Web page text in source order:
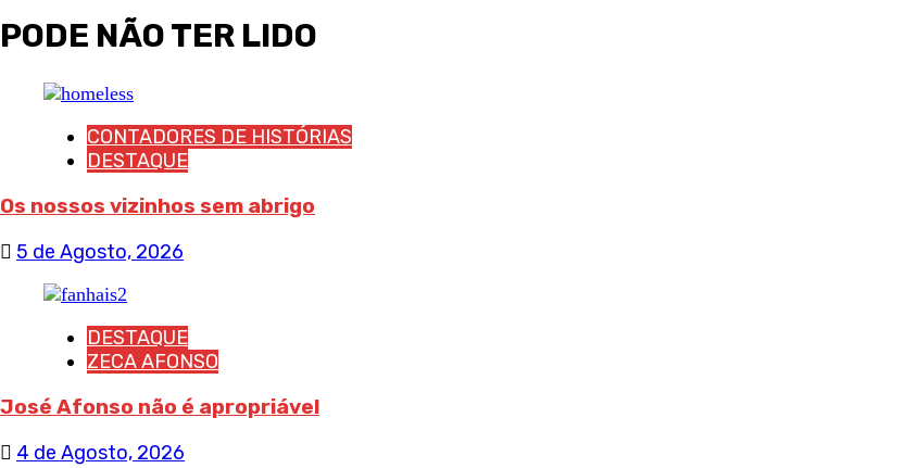
PODE NÃO TER LIDO
CONTADORES DE HISTÓRIAS
DESTAQUE
Os nossos vizinhos sem abrigo
5 de Agosto, 2026
DESTAQUE
ZECA AFONSO
José Afonso não é apropriável
4 de Agosto, 2026